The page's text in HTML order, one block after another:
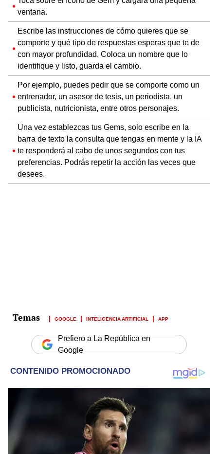
ventana.
Escribe las instrucciones de cómo quieres que se
comporte y qué tipo de respuestas esperas que te de
con mayor profundidad. Coloca un nombre que lo
identifique y listo, guarda el cambio.
Por ejemplo, puedes pedir que se comporte como un
entrenador, un asesor de tesis, un periodista, un
publicista, nutricionista, entre otros personajes.
Una vez establezcas tus Gems, solo escribe en la
barra de texto la consulta que tengas en mente y la IA
te responderá al cabo de unos segundos con tus
preferencias. Podrás repetir la acción las veces que
desees.
GOOGLE INTELIGENCIA ARTIFICIAL APP
Prefiero a La República en
Google